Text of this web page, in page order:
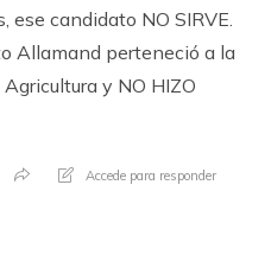
ese candidato NO SIRVE.
Allamand perteneció a la
y NO HIZO
Accede para responder